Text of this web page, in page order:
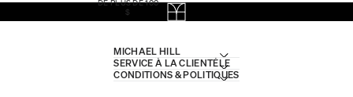
DE PLUS DE 100
$
MICHAEL HILL
SERVICE À LA CLIENTÈLE
CONDITIONS & POLITIQUES